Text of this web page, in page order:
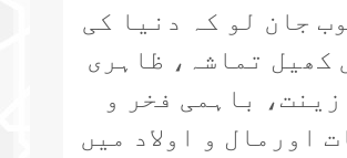
جان لو کہ دنیا کی
کھیل تماشہ، ظاہری
زینت، باہمی فخر و
اورمال و اولاد میں